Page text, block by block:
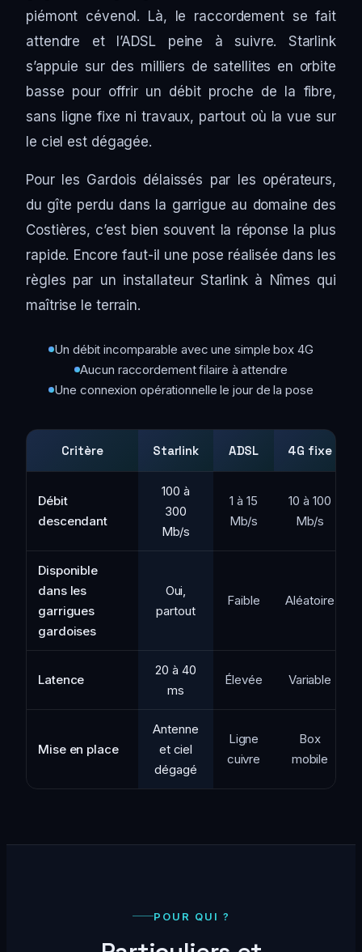
piémont cévenol. Là, le raccordement se fait
attendre et l’ADSL peine à suivre. Starlink
s’appuie sur des milliers de satellites en orbite
basse pour offrir un débit proche de la fibre,
sans ligne fixe ni travaux, partout où la vue sur
le ciel est dégagée.
Pour les Gardois délaissés par les opérateurs,
du gîte perdu dans la garrigue au domaine des
Costières, c’est bien souvent la réponse la plus
rapide. Encore faut-il une pose réalisée dans les
règles par un installateur Starlink à Nîmes qui
maîtrise le terrain.
Un débit incomparable avec une simple box 4G
Aucun raccordement filaire à attendre
Une connexion opérationnelle le jour de la pose
Critère Starlink ADSL 4G fixe
Débit
descendant
100 à
300
Mb/s
1 à 15
Mb/s
10 à 100
Mb/s
Disponible
dans les
garrigues
gardoises
Oui,
partout
Faible Aléatoire
Latence
20 à 40
ms
Élevée Variable
Mise en place
Antenne
et ciel
dégagé
Ligne
cuivre
Box
mobile
POUR QUI ?